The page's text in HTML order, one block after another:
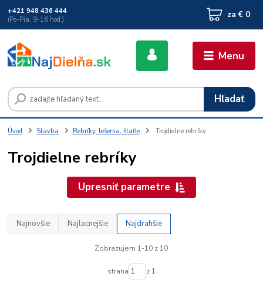
Menu
Hľadať
+421 948 436 444
(Po-Pia, 9-16 hod.)
za € 0
Úvod Stavba Rebríky, lešenia, štafle Trojdielne rebríky
Trojdielne rebríky
Upresniť parametre
Najnovšie Najlacnejšie Najdrahšie
Zobrazujem 1-10 z 10
strana z 1